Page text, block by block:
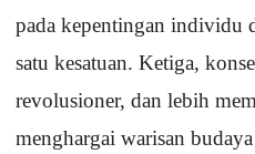
pada kepentingan individu
satu kesatuan. Ketiga,
revolusioner, dan lebih
menghargai warisan